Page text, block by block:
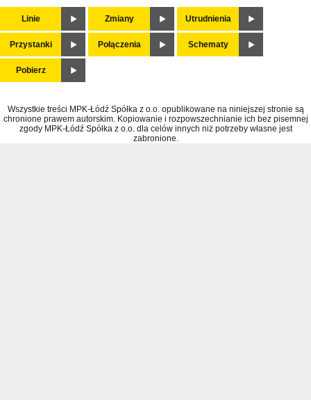
Linie Zmiany Utrudnienia
Przystanki Połączenia Schematy
Pobierz
Wszystkie treści MPK-Łódź Spółka z o.o. opublikowane na niniejszej stronie są
chronione prawem autorskim. Kopiowanie i rozpowszechnianie ich bez pisemnej
zgody MPK-Łódź Spółka z o.o. dla celów innych niż potrzeby własne jest
zabronione.